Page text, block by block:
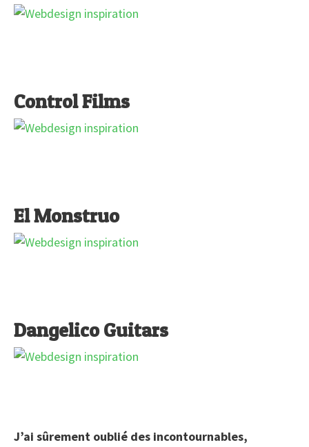
Control Films
El Monstruo
Dangelico Guitars
J’ai sûrement oublié des incontournables,